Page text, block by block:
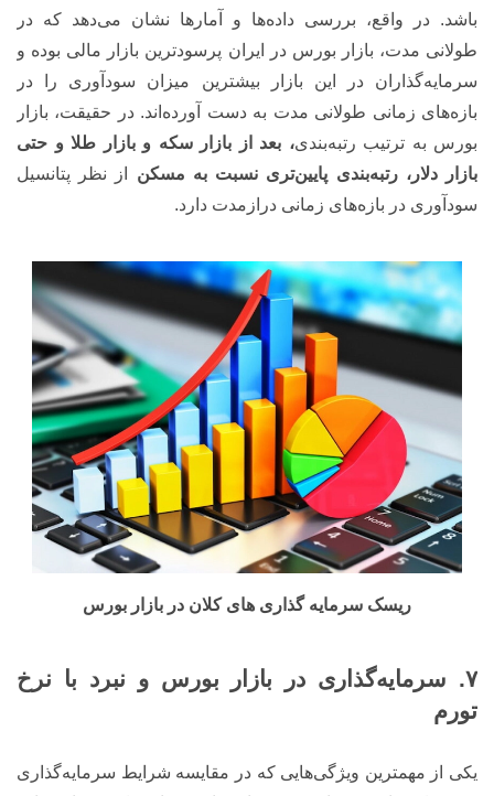
باشد. در واقع، بررسی داده‌ها و آمارها نشان می‌دهد که در
طولانی مدت، بازار بورس در ایران پرسودترین بازار مالی بوده و
سرمایه‌گذاران در این بازار بیشترین میزان سودآوری را در
بازه‌های زمانی طولانی مدت به دست آورده‌اند. در حقیقت، بازار
بورس به ترتیب رتبه‌بندی، بعد از بازار سکه و بازار طلا و حتی
بازار دلار، رتبه‌بندی پایین‌تری نسبت به مسکن از نظر پتانسیل
سودآوری در بازه‌های زمانی درازمدت دارد.
ریسک سرمایه گذاری های کلان در بازار بورس
۷. سرمایه‌گذاری در بازار بورس و نبرد با نرخ
تورم
یکی از مهمترین ویژگی‌هایی که در مقایسه شرایط سرمایه‌گذاری